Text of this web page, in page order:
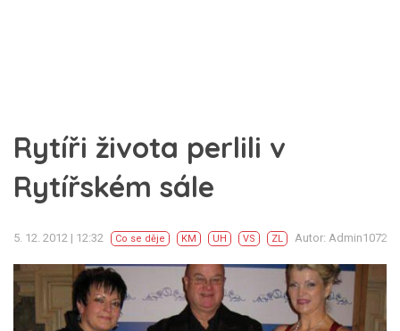
Rytíři života perlili v
Rytířském sále
5. 12. 2012 | 12:32 Co se děje KM UH VS ZL Autor: Admin1072